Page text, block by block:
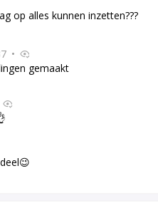
op alles kunnen inzetten???
•
gemaakt